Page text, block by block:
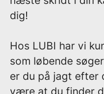
dig!
Hos LUBI har vi
som løbende
er du på jagt efter
være at du finder